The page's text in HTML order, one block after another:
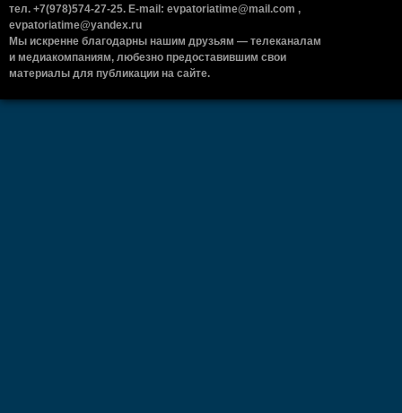
тел. +7(978)574-27-25. E-mail: evpatoriatime@mail.com ,
evpatoriatime@yandex.ru
Мы искренне благодарны нашим друзьям — телеканалам
и медиакомпаниям, любезно предоставившим свои
материалы для публикации на сайте.